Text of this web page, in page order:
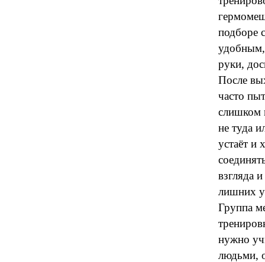
подборе
удобным,
руки,
После
часто
слишком
не туда
устаёт и
взгляда
лишних
Группа
нужно
людьми,